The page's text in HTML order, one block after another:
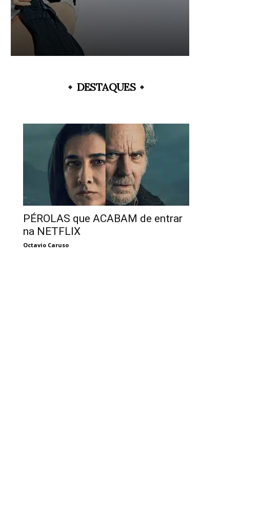
DESTAQUES
PÉROLAS que ACABAM de entrar
na NETFLIX
Octavio Caruso